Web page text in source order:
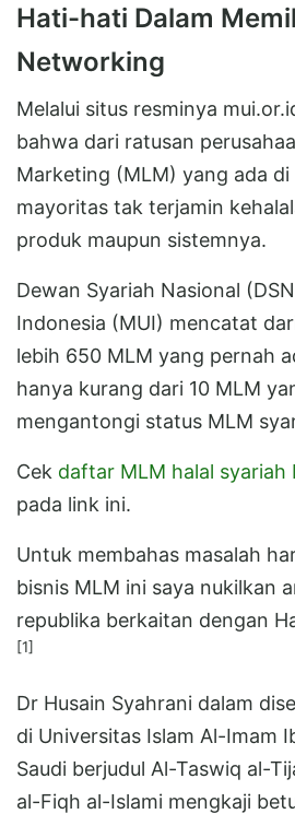
Hati-hati Dalam
Networking
Melalui situs resminya
bahwa dari ratusan
Marketing (MLM) yang ada
mayoritas tak terjamin
produk maupun sistemnya.
Dewan Syariah Nasional
Indonesia (MUI) mencatat
lebih 650 MLM yang pernah
hanya kurang dari 10 MLM
mengantongi status MLM
Cek daftar MLM halal syariah
pada link ini.
Untuk membahas masalah
bisnis MLM ini saya nukilkan
republika berkaitan dengan
[1]
Dr Husain Syahrani dalam
di Universitas Islam Al-Imam
Saudi berjudul Al-Taswiq al-
al-Fiqh al-Islami mengkaji